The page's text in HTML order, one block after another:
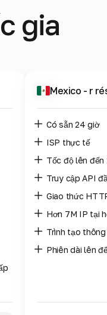
gia
Mexico - r
Có sẵn 24 giờ
ISP thực tế
Tốc độ lên đến
Truy cập API
Giao thức
Hơn 7M IP tại
Trình tạo
Phiên dài lên